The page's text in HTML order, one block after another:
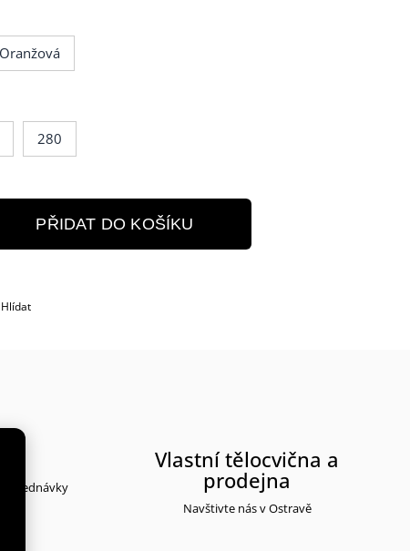
Oranžová
280
PŘIDAT DO KOŠÍKU
Hlídat
objednávky
Vlastní tělocvična a
prodejna
Navštivte nás v Ostravě